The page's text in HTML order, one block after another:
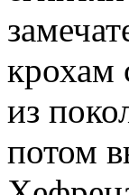
крохам
из
потом